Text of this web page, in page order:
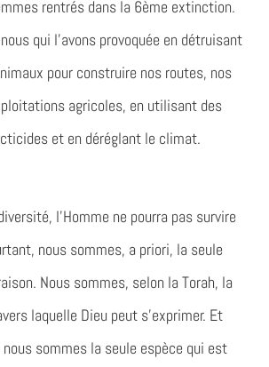
rentrés dans la 6ème extinction.
qui l’avons provoquée en détruisant
pour construire nos routes, nos
agricoles, en utilisant des
et en déréglant le climat.
l’Homme ne pourra pas survire
nous sommes, a priori, la seule
Nous sommes, selon la Torah, la
laquelle Dieu peut s’exprimer. Et
sommes la seule espèce qui est